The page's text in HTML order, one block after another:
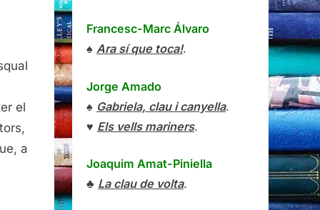
el
a
Francesc-Marc Álvaro
♠ Ara sí que toca!.
Jorge Amado
♠ Gabriela, clau i canyella.
♥ Els vells mariners.
Joaquim Amat-Piniella
♣ La clau de volta.